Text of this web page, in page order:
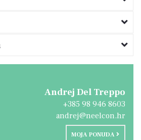
Andrej Del Treppo
+385 98 946 8603
andrej@neelcon.hr
MOJA PONUDA